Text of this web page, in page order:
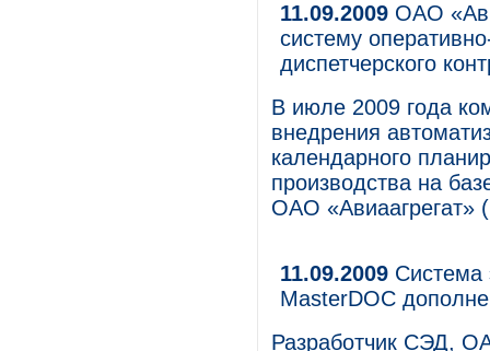
11.09.2009 ОАО
систему
диспетчерского
В июле 2009 года
внедрения
календарного
производства на
ОАО «Авиаагрегат»
11.09.2009 Система
MasterDOC
Разработчик СЭД,